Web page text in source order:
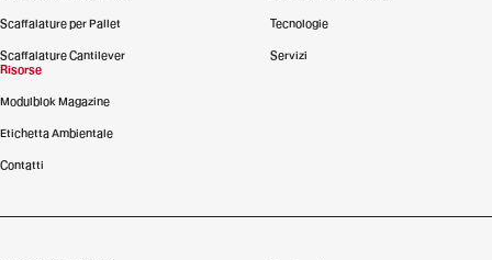
Scaffalature per Pallet
Scaffalature Cantilever
Tecnologie
Servizi
Risorse
Modulblok Magazine
Etichetta Ambientale
Contatti